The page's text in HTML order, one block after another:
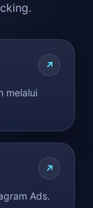
melalui
Ads.